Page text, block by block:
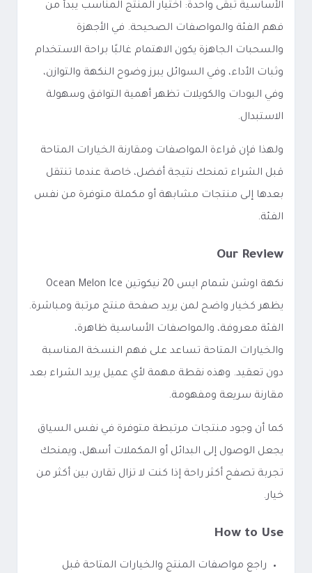
الأساسية تبقى واحدة: اختيار المنتج المناسب يبدأ من
فهم الفئة والمواصفات الصحيحة. في الأجهزة
والسحبات الجاهزة يكون الاهتمام غالبًا براحة الاستخدام
وثبات الأداء، وفي السوائل يبرز وضوح النكهة والتوازن،
وفي البودات والكويلات تظهر أهمية التوافق وسهولة
الاستبدال.
ولهذا فإن قراءة المواصفات ومقارنة الخيارات المتاحة
قبل الشراء تمنحك نتيجة أفضل، خاصة عندما تنتقل
بعدها إلى منتجات مشابهة أو مكملة متوفرة من نفس
الفئة.
Our Review
نكهة اوشن شمام ايس 20 نيكوتين Ocean Melon Ice
يظهر كخيار واضح لمن يريد صفحة منتج مرتبة ومباشرة.
الفئة معروفة، والمواصفات الأساسية ظاهرة،
والخيارات المتاحة تساعد على فهم النسخة المناسبة
دون تعقيد. وهذه نقطة مهمة لأي عميل يريد الشراء بعد
مقارنة سريعة ومفهومة.
كما أن وجود منتجات مرتبطة متوفرة في نفس السياق
يجعل الوصول إلى البدائل أو المكملات أسهل، ويمنحك
تجربة تصفح أكثر راحة إذا كنت لا تزال تقارن بين أكثر من
خيار.
How to Use
راجع مواصفات المنتج والخيارات المتاحة قبل